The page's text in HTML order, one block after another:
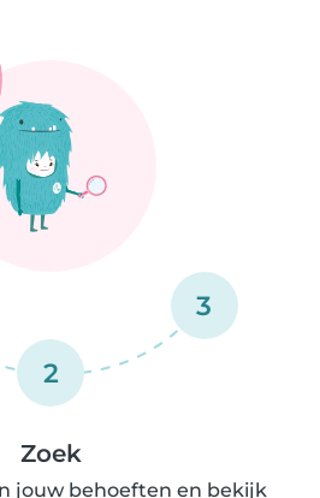
2
3
Zoek
jouw behoeften en bekijk